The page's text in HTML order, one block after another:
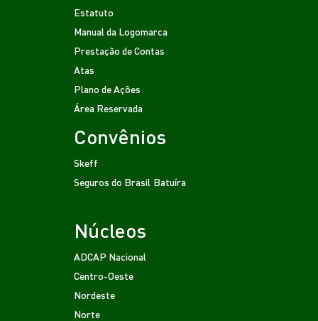
Estatuto
Manual da Logomarca
Prestação de Contas
Atas
Plano de Ações
Área Reservada
Convênios
Skeff
Seguros do Brasil Batuíra
Núcleos
ADCAP Nacional
Centro-Oeste
Nordeste
Norte